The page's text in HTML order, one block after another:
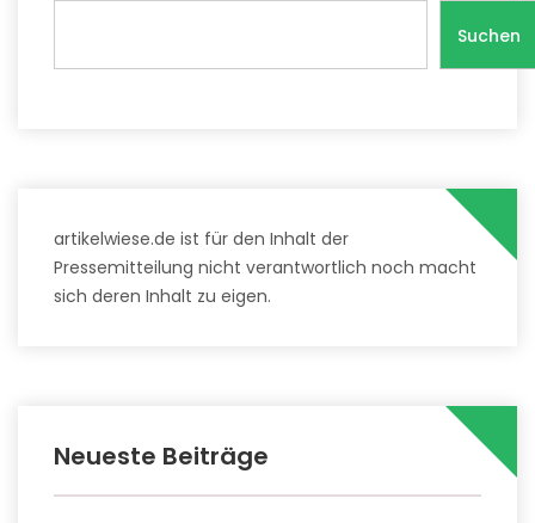
Suchen
artikelwiese.de ist für den Inhalt der
Pressemitteilung nicht verantwortlich noch macht
sich deren Inhalt zu eigen.
Neueste Beiträge